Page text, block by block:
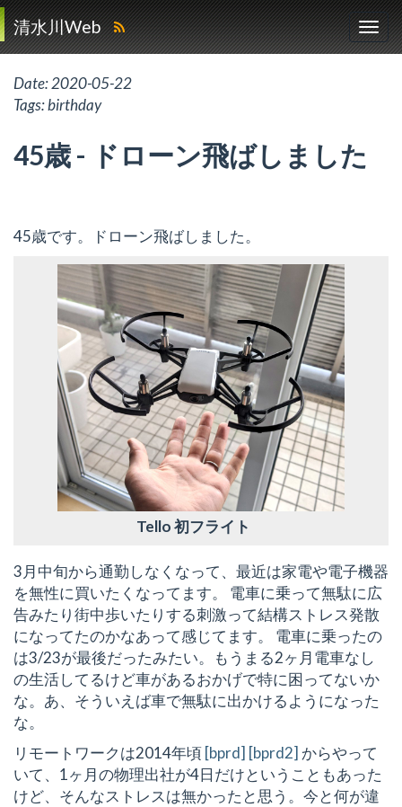
清水川Web
Date:2020-05-22
Tags:birthday
45歳 - ドローン飛ばしました
45歳です。ドローン飛ばしました。
Tello 初フライト
3月中旬から通勤しなくなって、最近は家電や電子機器
を無性に買いたくなってます。 電車に乗って無駄に広
告みたり街中歩いたりする刺激って結構ストレス発散
になってたのかなあって感じてます。 電車に乗ったの
は3/23が最後だったみたい。もうまる2ヶ月電車なし
の生活してるけど車があるおかげで特に困ってないか
な。あ、そういえば車で無駄に出かけるようになった
な。
リモートワークは2014年頃 [bprd] [bprd2] からやって
いて、1ヶ月の物理出社が4日だけということもあった
けど、そんなストレスは無かったと思う。今と何が違